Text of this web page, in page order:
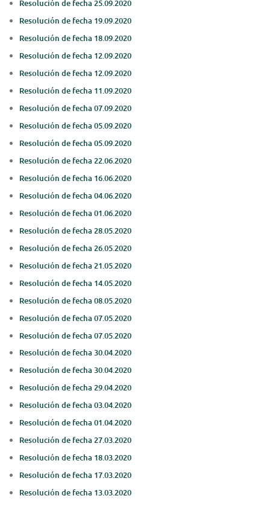
Resolución de fecha 25.09.2020
Resolución de fecha 19.09.2020
Resolución de fecha 18.09.2020
Resolución de fecha 12.09.2020
Resolución de fecha 12.09.2020
Resolución de fecha 11.09.2020
Resolución de fecha 07.09.2020
Resolución de fecha 05.09.2020
Resolución de fecha 05.09.2020
Resolución de fecha 22.06.2020
Resolución de fecha 16.06.2020
Resolución de fecha 04.06.2020
Resolución de fecha 01.06.2020
Resolución de fecha 28.05.2020
Resolución de fecha 26.05.2020
Resolución de fecha 21.05.2020
Resolución de fecha 14.05.2020
Resolución de fecha 08.05.2020
Resolución de fecha 07.05.2020
Resolución de fecha 07.05.2020
Resolución de fecha 30.04.2020
Resolución de fecha 30.04.2020
Resolución de fecha 29.04.2020
Resolución de fecha 03.04.2020
Resolución de fecha 01.04.2020
Resolución de fecha 27.03.2020
Resolución de fecha 18.03.2020
Resolución de fecha 17.03.2020
Resolución de fecha 13.03.2020